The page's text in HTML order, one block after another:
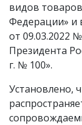
видов
Федерации» и
от 09.03.2022
Президента
г. № 100».
Установлено,